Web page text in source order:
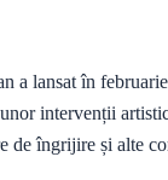
a lansat în
intervenții
de îngrijire și alte